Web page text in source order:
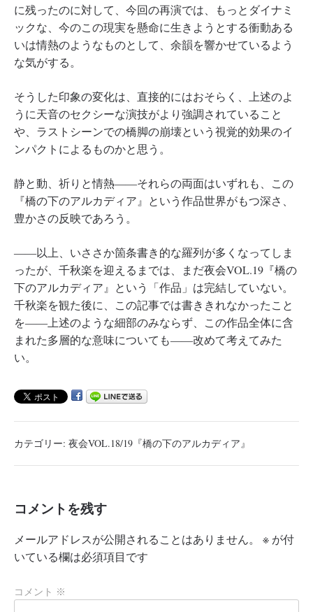
に残ったのに対して、今回の再演では、もっとダイナミ
ックな、今のこの現実を懸命に生きようとする衝動ある
いは情熱のようなものとして、余韻を響かせているよう
な気がする。
そうした印象の変化は、直接的にはおそらく、上述のよ
うに天音のセクシーな演技がより強調されていること
や、ラストシーンでの橋脚の崩壊という視覚的効果のイ
ンパクトによるものかと思う。
静と動、祈りと情熱――それらの両面はいずれも、この
『橋の下のアルカディア』という作品世界がもつ深さ、
豊かさの反映であろう。
――以上、いささか箇条書き的な羅列が多くなってしま
ったが、千秋楽を迎えるまでは、まだ夜会VOL.19『橋の
下のアルカディア』という「作品」は完結していない。
千秋楽を観た後に、この記事では書ききれなかったこと
を――上述のような細部のみならず、この作品全体に含
まれた多層的な意味についても――改めて考えてみた
い。
カテゴリー: 夜会VOL.18/19『橋の下のアルカディア』
コメントを残す
メールアドレスが公開されることはありません。 ※ が付
いている欄は必須項目です
コメント ※